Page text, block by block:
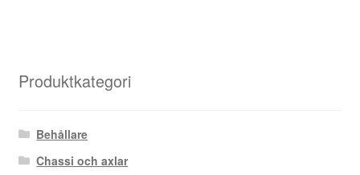
Produktkategori
Behållare
Chassi och axlar